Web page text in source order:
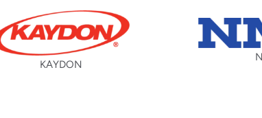
KAYDON